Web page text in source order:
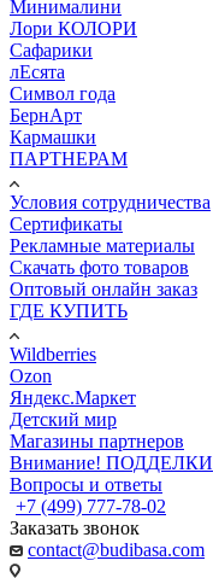
Минималини
Лори КОЛОРИ
Сафарики
лЕсята
Символ года
БернАрт
Кармашки
ПАРТНЕРАМ
Условия сотрудничества
Сертификаты
Рекламные материалы
Скачать фото товаров
Оптовый онлайн заказ
ГДЕ КУПИТЬ
Wildberries
Ozon
Яндекс.Маркет
Детский мир
Магазины партнеров
Внимание! ПОДДЕЛКИ
Вопросы и ответы
+7 (499) 777-78-02
Заказать звонок
contact@budibasa.com